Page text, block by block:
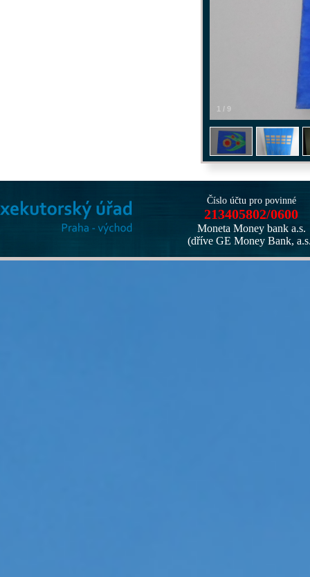
1 / 9
Číslo účtu pro povinné
213405802/0600
Moneta Money bank a.s.
(dříve GE Money Bank,